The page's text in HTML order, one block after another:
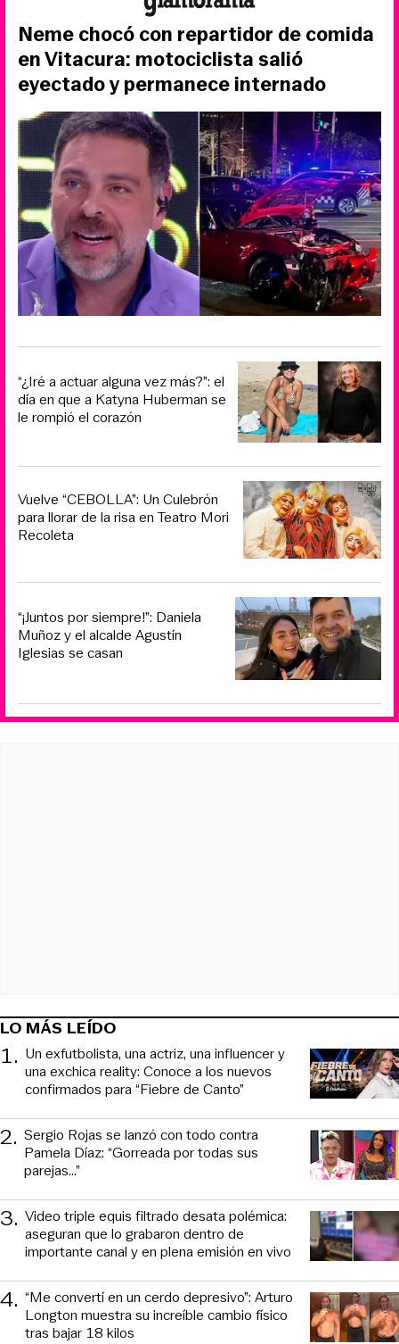
Neme chocó con repartidor de comida
en Vitacura: motociclista salió
eyectado y permanece internado
“¿Iré a actuar alguna vez más?”: el
día en que a Katyna Huberman se
le rompió el corazón
Vuelve “CEBOLLA”: Un Culebrón
para llorar de la risa en Teatro Mori
Recoleta
“¡Juntos por siempre!”: Daniela
Muñoz y el alcalde Agustín
Iglesias se casan
LO MÁS LEÍDO
1. Un exfutbolista, una actriz, una influencer y
una exchica reality: Conoce a los nuevos
confirmados para “Fiebre de Canto”
2. Sergio Rojas se lanzó con todo contra
Pamela Díaz: “Gorreada por todas sus
parejas…”
3. Video triple equis filtrado desata polémica:
aseguran que lo grabaron dentro de
importante canal y en plena emisión en vivo
4. “Me convertí en un cerdo depresivo”: Arturo
Longton muestra su increíble cambio físico
tras bajar 18 kilos